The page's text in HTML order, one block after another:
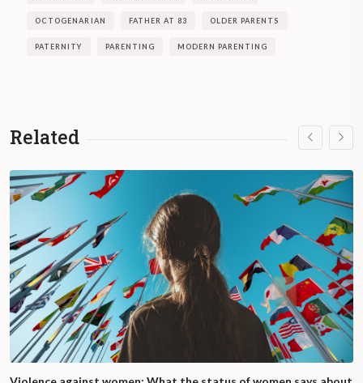
OCTOGENARIAN FATHER AT 83 OLDER PARENTS
PATERNITY PARENTING MODERN PARENTING
Related